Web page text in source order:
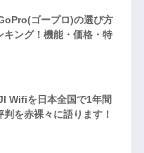
ゴープロ)の選び方
キング！機能・価格・特
Wifiを日本全国で1年間
を赤裸々に語ります！